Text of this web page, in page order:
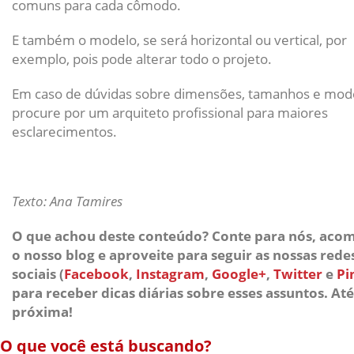
O que você está buscando?
comuns para cada cômodo.
E também o modelo, se será horizontal ou vertical, por
exemplo, pois pode alterar todo o projeto.
Em caso de dúvidas sobre dimensões, tamanhos e
procure por um arquiteto profissional para maiores
esclarecimentos.
Texto: Ana Tamires
O que achou deste conteúdo? Conte para nós,
o nosso blog e aproveite para seguir as nossas
sociais(Facebook, Instagram, Google+, Twittere
para receber dicas diárias sobre esses assuntos.
próxima!